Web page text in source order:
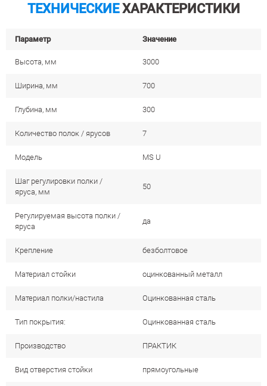
ТЕХНИЧЕСКИЕХАРАКТЕРИСТИКИ
Параметр Значение
Высота, мм 3000
Ширина, мм 700
Глубина, мм 300
Количество полок / ярусов 7
Модель MS U
Шаг регулировки полки /
яруса, мм
50
Регулируемая высота полки /
яруса
да
Крепление безболтовое
Материал стойки оцинкованный металл
Материал полки/настила Оцинкованная сталь
Тип покрытия: Оцинкованная сталь
Производство ПРАКТИК
Вид отверстия стойки прямоугольные